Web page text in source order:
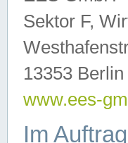
Sektor F,
13353 Berlin
www.ees-
Im